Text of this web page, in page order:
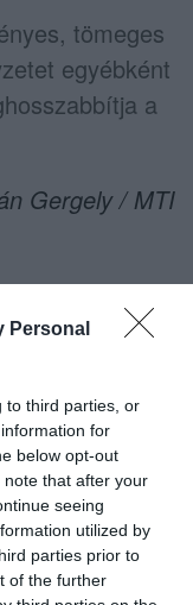
Personal
to third parties, or
for
below opt-out
that after your
seeing
utilized by
parties prior to
of the further
tömeges
egyébként
a
Gergely / MTI
kövessen